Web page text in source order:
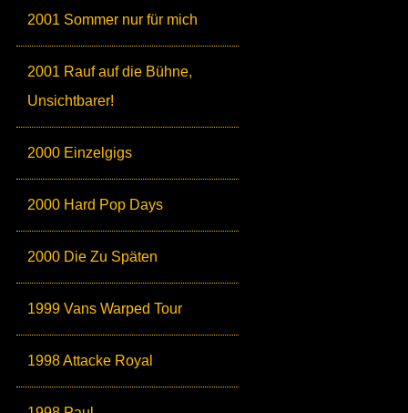
2001 Sommer nur für mich
2001 Rauf auf die Bühne,
Unsichtbarer!
2000 Einzelgigs
2000 Hard Pop Days
2000 Die Zu Späten
1999 Vans Warped Tour
1998 Attacke Royal